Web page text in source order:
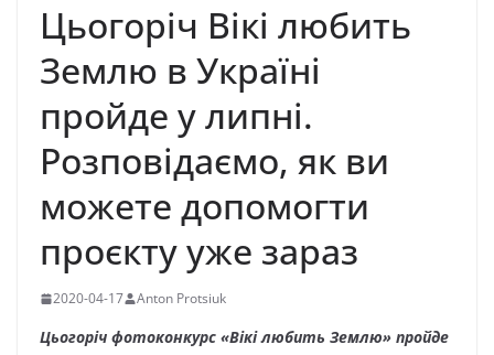
Цьогоріч Вікі любить
Землю в Україні
пройде у липні.
Розповідаємо, як ви
можете допомогти
проєкту уже зараз
2020-04-17 Anton Protsiuk
Цьогоріч фотоконкурс «Вікі любить Землю» пройде